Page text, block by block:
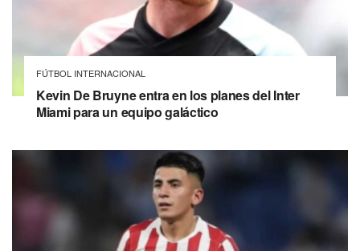
FÚTBOL INTERNACIONAL
Kevin De Bruyne entra en los planes del Inter
Miami para un equipo galáctico